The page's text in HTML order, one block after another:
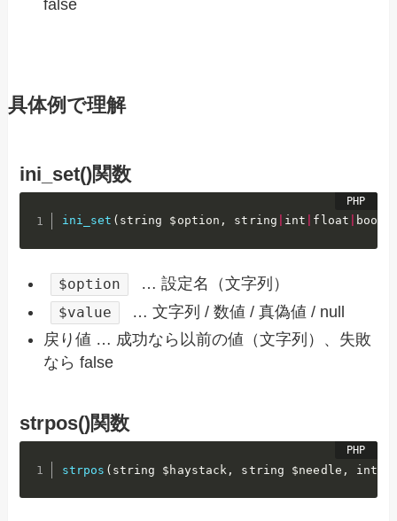
false
具体例で理解
ini_set()関数
ini_set ( string $option , string int float bool
$option … 設定名（文字列）
$value
… 文字列 / 数値 / 真偽値 / null
戻り値 … 成功なら以前の値（文字列）、失敗
なら false
strpos()関数
strpos ( string $haystack , string $needle , int